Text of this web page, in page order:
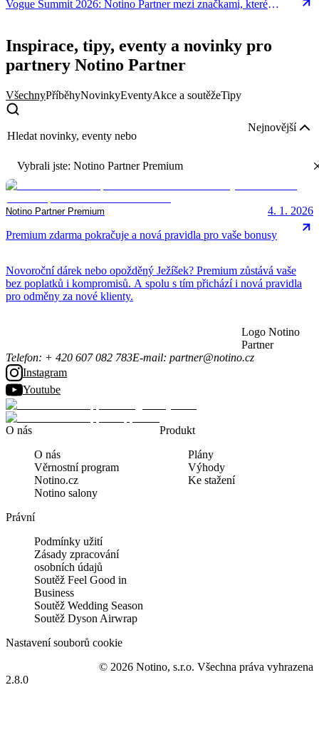
Vogue Summit 2026: Notino Partner mezi značkami, které
Inspirace, tipy, eventy a novinky pro
partnery Notino Partner
VšechnyPříběhyNovinkyEventyAkce a soutěžeTipy
Hledat
eventy
Nejnovější
Vybrali jste: Notino Partner Premium
Notino Partner Premium
4. 1. 2026
Premium zdarma pokračuje a nová pravidla pro vaše bonusy
Novoroční dárek nebo opožděný Ježíšek? Premium zůstává vaše
bez poplatků i kompromisů. A spolu s tím přichází i nová pravidla
pro odměny za nové klienty.
Logo Notino
Partner
Telefon: + 420 607 082 783E-mail: partner@notino.cz
Instagram
Youtube
O nás
O nás
Věrnostní program
Notino.cz
Notino salony
Produkt
Plány
Výhody
Ke stažení
Právní
Podmínky užití
Zásady zpracování
osobních údajů
Soutěž Feel Good in
Business
Soutěž Wedding Season
Soutěž Dyson Airwrap
Nastavení souborů cookie
© 2026 Notino, s.r.o. Všechna práva vyhrazena
2.8.0